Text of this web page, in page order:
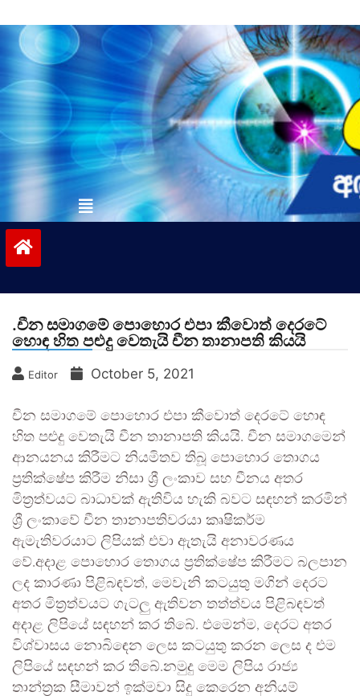
to
contentvinivida.lk
.චීන සමාගමේ පොහොර එපා කීවොත් දෙරටේ
හොඳ හිත පළුදු වෙතැයි චීන තානාපති කියයි
Editor October 5, 2021
චීන සමාගමේ පොහොර එපා කීවොත් දෙරටේ හොඳ
හිත පළුදු වෙතැයි චීන තානාපති කියයි. චීන සමාගමෙන්
ආනයනය කිරීමට නියමිතව තිබූ පොහොර තොගය
ප්‍රතික්ෂේප කිරීම නිසා ශ්‍රී ලංකාව සහ චීනය අතර
මිත්‍රත්වයට බාධාවක් ඇතිවිය හැකි බවට සඳහන් කරමින්
ශ්‍රී ලංකාවේ චීන තානාපතිවරයා කෘෂිකර්ම
ඇමැතිවරයාට ලිපියක් එවා ඇතැයි අනාවරණය
වේ.අදාළ පොහොර තොගය ප්‍රතික්ෂේප කිරීමට බලපාන
ලද කාරණා පිළිබඳවත්, මෙවැනි කටයුතු මගින් දෙරට
අතර මිත්‍රත්වයට ගැටලු ඇතිවන තත්ත්වය පිළිබඳවත්
අදාළ ලිපියේ සඳහන් කර තිබේ. එමෙන්ම, දෙරට අතර
විශ්වාසය නොබිඳෙන ලෙස කටයුතු කරන ලෙස ද එම
ලිපියේ සඳහන් කර තිබේ.නමුදු මෙම ලිපිය රාජ්‍ය
තාන්ත්‍රක සීමාවන් ඉක්මවා සිදු කෙරෙන අනියම්